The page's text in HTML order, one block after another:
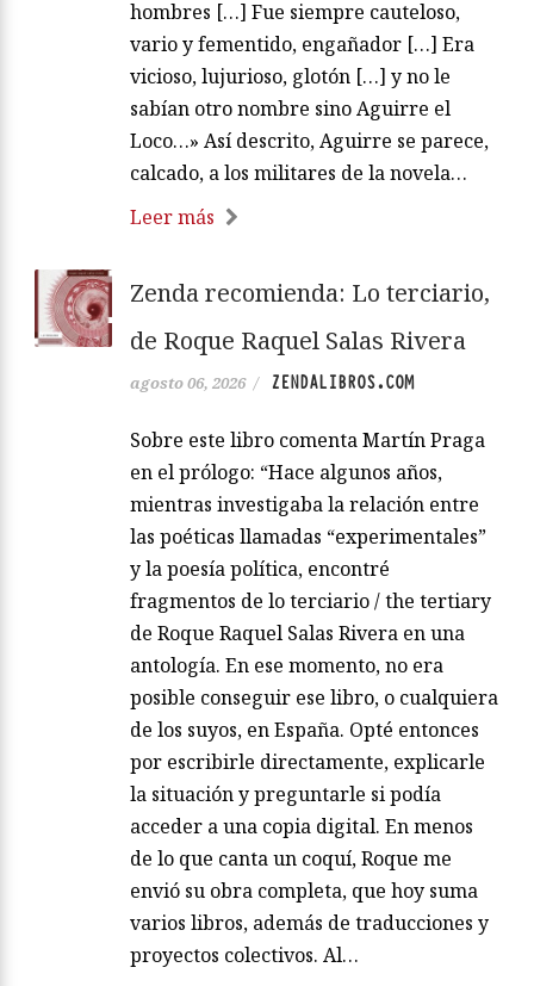
hombres […] Fue siempre cauteloso,
vario y fementido, engañador […] Era
vicioso, lujurioso, glotón […] y no le
sabían otro nombre sino Aguirre el
Loco…» Así descrito, Aguirre se parece,
calcado, a los militares de la novela…
Leer más
Zenda recomienda: Lo terciario,
de Roque Raquel Salas Rivera
agosto 06, 2026 / ZENDALIBROS.COM
Sobre este libro comenta Martín Praga
en el prólogo: “Hace algunos años,
mientras investigaba la relación entre
las poéticas llamadas “experimentales”
y la poesía política, encontré
fragmentos de lo terciario / the tertiary
de Roque Raquel Salas Rivera en una
antología. En ese momento, no era
posible conseguir ese libro, o cualquiera
de los suyos, en España. Opté entonces
por escribirle directamente, explicarle
la situación y preguntarle si podía
acceder a una copia digital. En menos
de lo que canta un coquí, Roque me
envió su obra completa, que hoy suma
varios libros, además de traducciones y
proyectos colectivos. Al…